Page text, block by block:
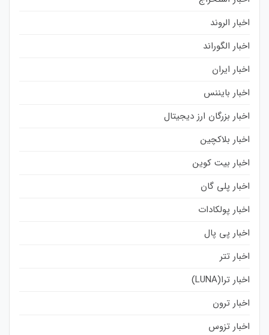
اخبار الروند
اخبار الگوراند
اخبار ایران
اخبار بایننس
اخبار بزرگان ارز دیجیتال
اخبار بلاکچین
اخبار بیت کوین
اخبار پلی گان
اخبار پولکادات
اخبار پی پال
اخبار تتر
اخبار ترا(LUNA)
اخبار ترون
اخبار تزوس